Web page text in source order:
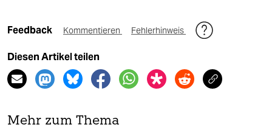
Feedback Kommentieren Fehlerhinweis
Diesen Artikel teilen
Mehr zum Thema